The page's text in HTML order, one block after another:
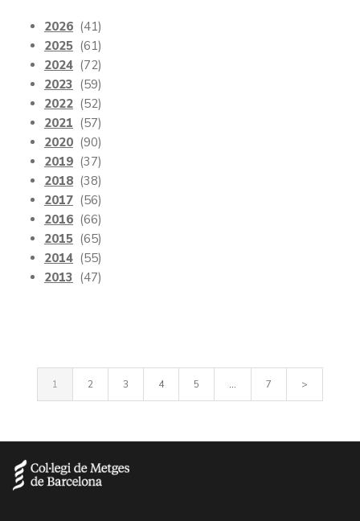
2026 (41)
2025 (61)
2024 (72)
2023 (59)
2022 (52)
2021 (57)
2020 (90)
2019 (37)
2018 (38)
2017 (56)
2016 (66)
2015 (65)
2014 (55)
2013 (47)
1 2 3 4 5 ... 7 >